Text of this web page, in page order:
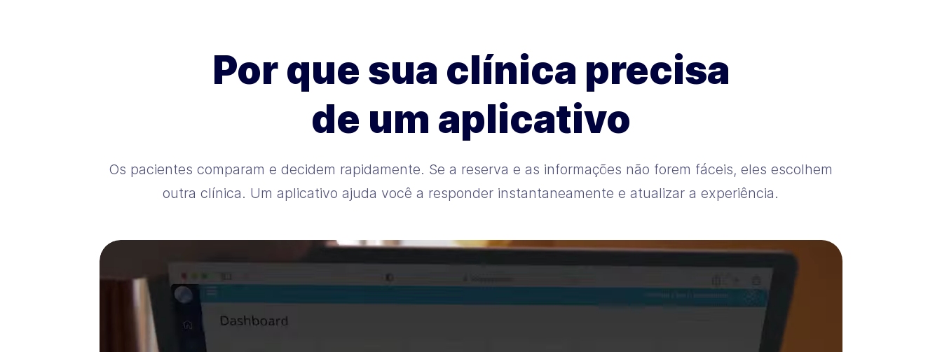
Por que sua clínica precisa
de um aplicativo
Os pacientes comparam e decidem rapidamente. Se a reserva e as informações não forem fáceis, eles escolhem
outra clínica. Um aplicativo ajuda você a responder instantaneamente e atualizar a experiência.